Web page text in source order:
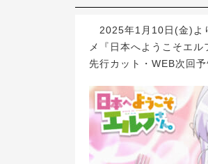
2025年1月10日(金)よ
メ『日本へようこそエ
先行カット・WEB次回